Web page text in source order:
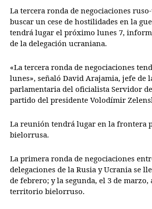
La tercera ronda de negociaciones
buscar un cese de hostilidades en la
tendrá lugar el próximo lunes 7,
de la delegación ucraniana.
«La tercera ronda de negociaciones
lunes», señaló David Arajamia, jefe de
parlamentaria del oficialista Servidor
partido del presidente Volodímir
La reunión tendrá lugar en la frontera
bielorrusa.
La primera ronda de negociaciones
delegaciones de la Rusia y Ucrania se
de febrero; y la segunda, el 3 de marzo,
territorio bielorruso.